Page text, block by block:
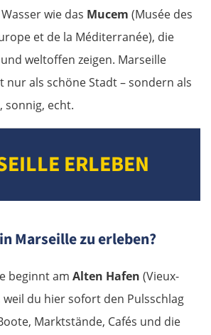
wie das Mucem (Musée des
et de la Méditerranée), die
weltoffen zeigen. Marseille
als schöne Stadt – sondern als
sonnig, echt.
ERLEBEN
Marseille zu erleben?
beginnt am Alten Hafen (Vieux-
weil du hier sofort den Pulsschlag
Marktstände, Cafés und die